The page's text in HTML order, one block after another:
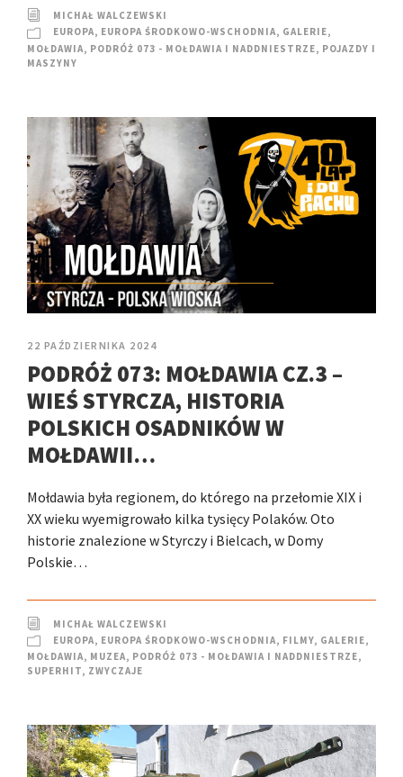
MICHAŁ WALCZEWSKI
EUROPA, EUROPA ŚRODKOWO-WSCHODNIA, GALERIE,
MOŁDAWIA, PODRÓŻ 073 - MOŁDAWIA I NADDNIESTRZE, POJAZDY I
MASZYNY
22 PAŹDZIERNIKA 2024
PODRÓŻ 073: MOŁDAWIA CZ.3 –
WIEŚ STYRCZA, HISTORIA
POLSKICH OSADNIKÓW W
MOŁDAWII…
Mołdawia była regionem, do którego na przełomie XIX i
XX wieku wyemigrowało kilka tysięcy Polaków. Oto
historie znalezione w Styrczy i Bielcach, w Domy
Polskie…
MICHAŁ WALCZEWSKI
EUROPA, EUROPA ŚRODKOWO-WSCHODNIA, FILMY, GALERIE,
MOŁDAWIA, MUZEA, PODRÓŻ 073 - MOŁDAWIA I NADDNIESTRZE,
SUPERHIT, ZWYCZAJE